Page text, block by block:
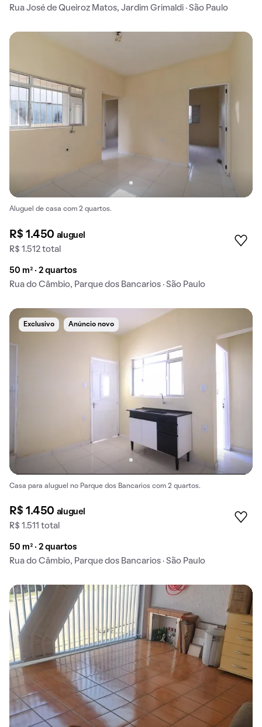
Rua José de Queiroz Matos, Jardim Grimaldi · São Paulo
Aluguel de casa com 2 quartos.
R$ 1.450 aluguel
R$ 1.512 total
50 m² · 2 quartos
Rua do Câmbio, Parque dos Bancarios · São Paulo
Exclusivo Anúncio novo
Casa para aluguel no Parque dos Bancarios com 2 quartos.
R$ 1.450 aluguel
R$ 1.511 total
50 m² · 2 quartos
Rua do Câmbio, Parque dos Bancarios · São Paulo